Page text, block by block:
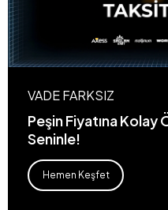
VADE FARKSIZ
Peşin Fiyatına Kolay
Seninle!
Hemen Keşfet